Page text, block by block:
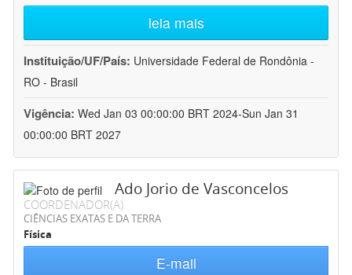
leia mais
Instituição/UF/País: Universidade Federal de Rondônia -
RO - Brasil
Vigência: Wed Jan 03 00:00:00 BRT 2024-Sun Jan 31
00:00:00 BRT 2027
Ado Jorio de Vasconcelos
COORDENADOR(A)
CIÊNCIAS EXATAS E DA TERRA
Física
E-mail